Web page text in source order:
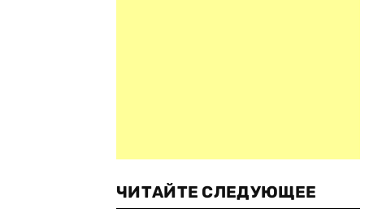
ЧИТАЙТЕ СЛЕДУЮЩЕЕ